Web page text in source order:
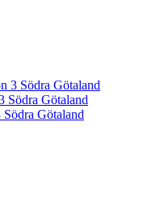
3 Södra Götaland
Södra Götaland
Götaland